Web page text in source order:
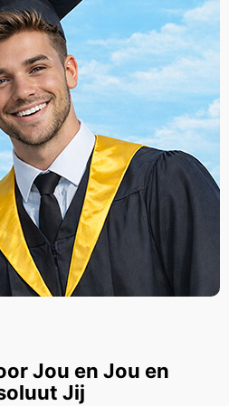
Jou en Jou en
Jij